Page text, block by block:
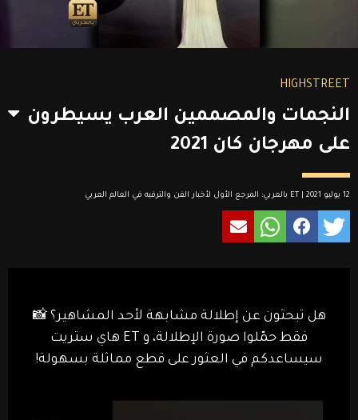
HIGHSTREET
النجمات والمصممين العرب يسيطرون
على مهرجان كان 2021
12 يوليو 2021 | ET بالعربي: المرجع الأول لأخبار الفن والترفيه في العالم العربي
هل تبحثون عن إطلالة مشابهة لأحد المشاهير؟ 📸
فقط حمّلوا صورة الإطلالة، و ET هاي ستريت
سيساعدكم في العثور على قطع مماثلة بسهولة!